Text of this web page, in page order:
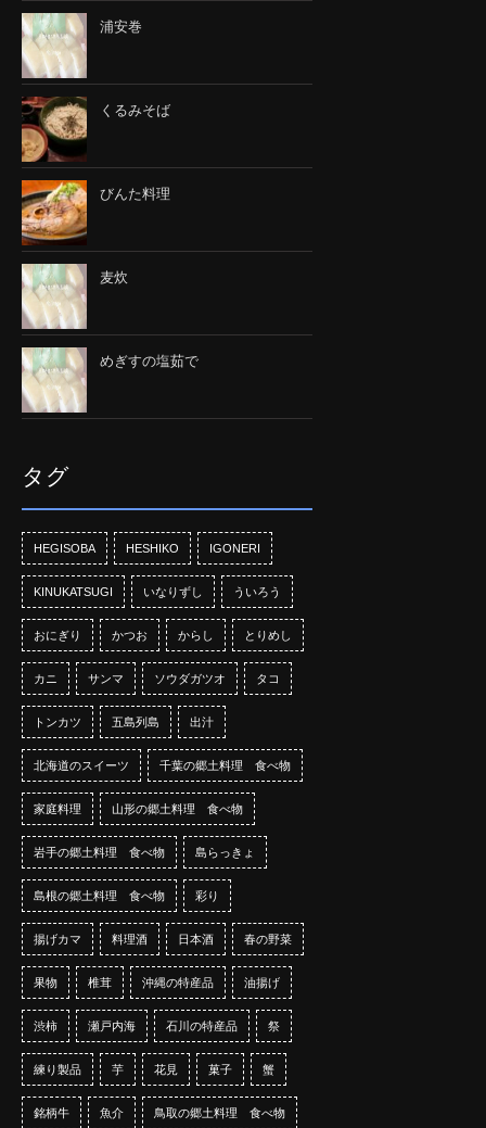
浦安巻
くるみそば
びんた料理
麦炊
めぎすの塩茹で
タグ
HEGISOBA HESHIKO IGONERI
KINUKATSUGI いなりずし ういろう
おにぎり かつお からし とりめし
カニ サンマ ソウダガツオ タコ
トンカツ 五島列島 出汁
北海道のスイーツ 千葉の郷土料理 食べ物
家庭料理 山形の郷土料理 食べ物
岩手の郷土料理 食べ物 島らっきょ
島根の郷土料理 食べ物 彩り
揚げカマ 料理酒 日本酒 春の野菜
果物 椎茸 沖縄の特産品 油揚げ
渋柿 瀬戸内海 石川の特産品 祭
練り製品 芋 花見 菓子 蟹
銘柄牛 魚介 鳥取の郷土料理 食べ物